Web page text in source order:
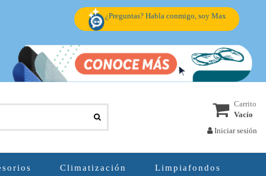
¿Preguntas? Habla conmigo, soy Max
Carrito
Vacío
Iniciar sesión
Climatización Limpiafondos